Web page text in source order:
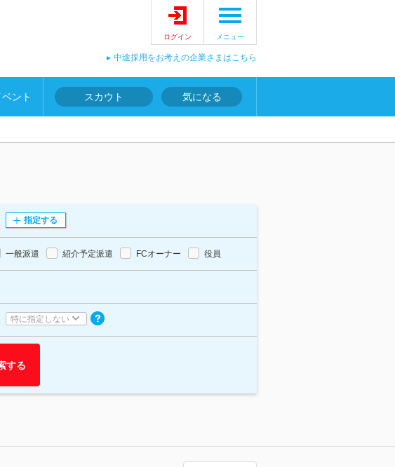
ログイン メニュー
中途採用をお考えの企業さまはこちら
ント スカウト 気になる
指定する
一般派遣 紹介予定派遣 FCオーナー 役員
特に指定しない
する